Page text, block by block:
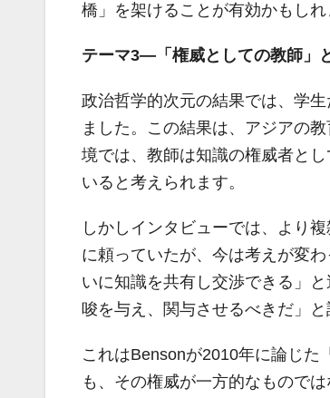
橋」を架けることが有効かもしれ
テーマ3―「権威としての教師」
政治哲学的次元の結果では、学
ました。この結果は、アジアの
境では、教師は知識の権威者と
いると考えられます。
しかしインタビューでは、より
に頼っていたが、今は考えが変
いに知識を共有し交渉できる」
唆を与え、関与させるべきだ」と
これはBensonが2010年に論じた
も、その権威が一方的なもので